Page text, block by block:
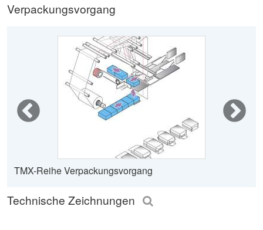
Verpackungsvorgang
TMX-Reihe Verpackungsvorgang
Technische Zeichnungen